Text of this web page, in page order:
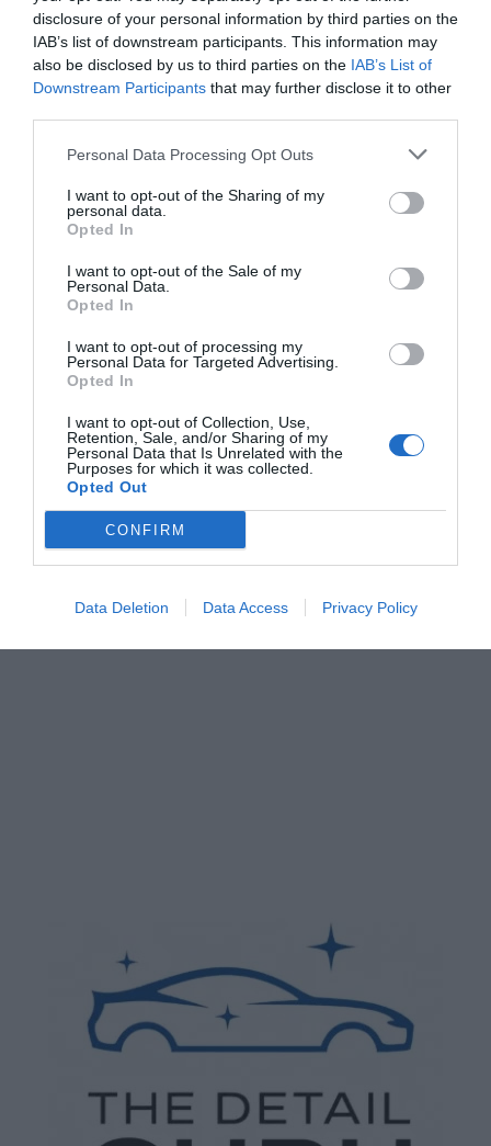
disclosure of your personal information by third parties on the
IAB’s list of downstream participants. This information may
also be disclosed by us to third parties on the IAB’s List of
Downstream Participants that may further disclose it to other
Personal Data Processing Opt Outs
I want to opt-out of the Sharing of my
personal data.
Opted In
I want to opt-out of the Sale of my
Personal Data.
Opted In
I want to opt-out of processing my
Personal Data for Targeted Advertising.
Opted In
I want to opt-out of Collection, Use,
Retention, Sale, and/or Sharing of my
Personal Data that Is Unrelated with the
Purposes for which it was collected.
Opted Out
CONFIRM
Data Deletion Data Access Privacy Policy
ΑΘΛΗΤΙΚΑ ΤΗΛΕΟΠΤΙΚΑ
0 Σχόλια